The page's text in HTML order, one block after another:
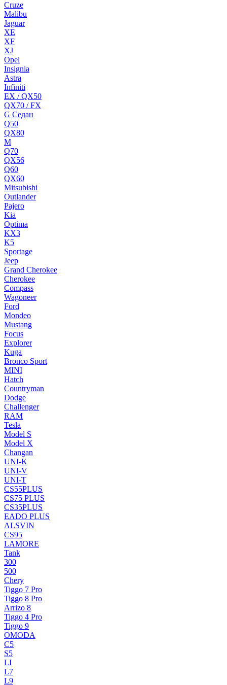
Cruze
Malibu
Jaguar
XE
XF
XJ
Opel
Insignia
Astra
Infiniti
EX / QX50
QX70 / FX
G Cедан
Q50
QX80
M
Q70
QX56
Q60
QX60
Mitsubishi
Outlander
Pajero
Kia
Optima
KX3
K5
Sportage
Jeep
Grand Cherokee
Cherokee
Compass
Wagoneer
Ford
Mondeo
Mustang
Focus
Explorer
Kuga
Bronco Sport
MINI
Hatch
Countryman
Dodge
Challenger
RAM
Tesla
Model S
Model X
Changan
UNI-K
UNI-V
UNI-T
CS55PLUS
CS75 PLUS
CS35PLUS
EADO PLUS
ALSVIN
CS95
LAMORE
Tank
300
500
Chery
Tiggo 7 Pro
Tiggo 8 Pro
Arrizo 8
Tiggo 4 Pro
Tiggo 9
OMODA
C5
S5
LI
L7
L9